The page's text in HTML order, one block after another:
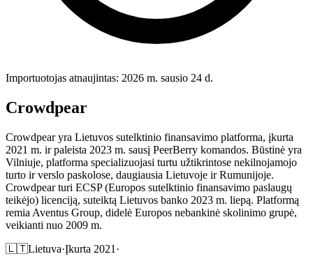
Importuotojas atnaujintas: 2026 m. sausio 24 d.
Crowdpear
Crowdpear yra Lietuvos sutelktinio finansavimo platforma, įkurta
2021 m. ir paleista 2023 m. sausį PeerBerry komandos. Būstinė yra
Vilniuje, platforma specializuojasi turtu užtikrintose nekilnojamojo
turto ir verslo paskolose, daugiausia Lietuvoje ir Rumunijoje.
Crowdpear turi ECSP (Europos sutelktinio finansavimo paslaugų
teikėjo) licenciją, suteiktą Lietuvos banko 2023 m. liepą. Platformą
remia Aventus Group, didelė Europos nebankinė skolinimo grupė,
veikianti nuo 2009 m.
🇱🇹Lietuva·Įkurta 2021 ·